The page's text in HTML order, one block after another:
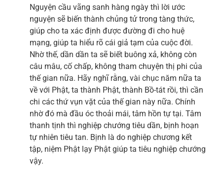
Nguyện cầu vãng sanh hàng ngày thì lời ước
nguyện sẽ biến thành chủng tử trong tàng thức,
giúp cho ta xác định được đường đi cho huệ
mạng, giúp ta hiểu rõ cái giả tạm của cuộc đời.
Nhờ thế, dần dần ta sẽ biết buông xả, không còn
câu mâu, cố chấp, không tham chuyện thị phi của
thế gian nữa. Hãy nghĩ rằng, vài chục năm nữa ta
về với Phật, ta thành Phật, thành Bồ-tát rồi, thì cần
chi các thứ vụn vặt của thế gian này nữa. Chính
nhờ đó mà đầu óc thoải mái, tâm hồn tự tại. Tâm
thanh tịnh thì nghiệp chướng tiêu dần, bịnh hoạn
tự nhiên tiêu tan. Bịnh là do nghiệp chương kết
tập, niệm Phật lạy Phật giúp ta tiêu nghiệp chướng
vậy.